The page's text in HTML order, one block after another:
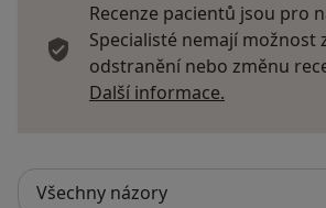
Recenze pacientů jsou pro
Specialisté nemají možnost
odstranění nebo změnu
Další informace.